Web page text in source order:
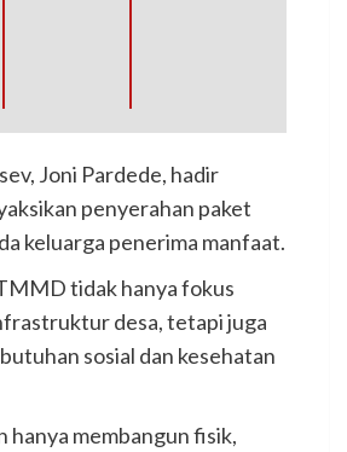
Joni Pardede, hadir
penyerahan paket
keluarga penerima manfaat.
tidak hanya fokus
desa, tetapi juga
sosial dan kesehatan
hanya membangun fisik,